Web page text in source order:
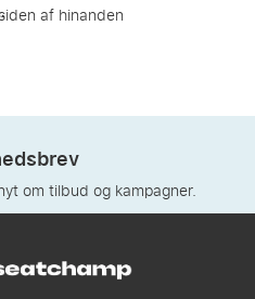
af hinanden
om tilbud og kampagner.